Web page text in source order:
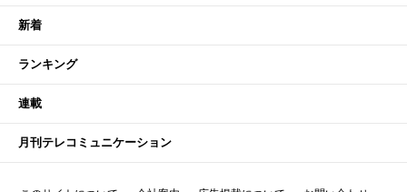
新着
ランキング
連載
月刊テレコミュニケーション